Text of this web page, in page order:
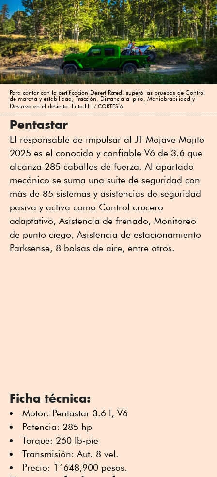
Para contar con la certificación Desert Rated, superó las pruebas de Control
de marcha y estabilidad, Tracción, Distancia al piso, Maniobrabilidad y
Destreza en el desierto. Foto EE:
CORTESÍA
Pentastar
El responsable de impulsar al JT Mojave Mojito
2025 es el conocido y confiable V6 de 3.6 que
alcanza 285 caballos de fuerza. Al apartado
mecánico se suma una suite de seguridad con
más de 85 sistemas y asistencias de seguridad
pasiva y activa como Control crucero
adaptativo, Asistencia de frenado, Monitoreo
de punto ciego, Asistencia de estacionamiento
Parksense, 8 bolsas de aire, entre otros.
Ficha técnica:
Motor: Pentastar 3.6 l, V6
Potencia: 285 hp
Torque: 260 lb-pie
Transmisión: Aut. 8 vel.
Precio: 1´648,900 pesos.